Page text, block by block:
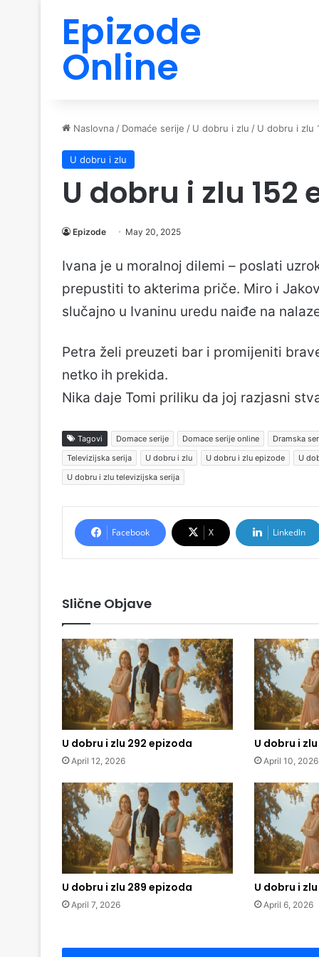
Epizode
Online
Naslovna / Domaće serije / U dobru i zlu / U dobru i zlu
U dobru i zlu
U dobru i zlu 152
Epizode May 20, 2025
Ivana je u moralnoj dilemi – poslati
prepustiti to akterima priče. Miro i
slučajno u Ivaninu uredu naiđe na
Petra želi preuzeti bar i promijeniti
netko ih prekida.
Nika daje Tomi priliku da joj razjasni
Tagovi Domace serije Domace serije online
Dramska
Televizijska serija
U dobru i zlu U dobru i zlu epizode
U
U dobru i zlu televizijska serija
Facebook X LinkedIn
Slične Objave
U dobru i zlu 292 epizoda
April 12, 2026
U dobru i
April 10, 2026
U dobru i zlu 289 epizoda
April 7, 2026
U dobru i
April 6, 2026